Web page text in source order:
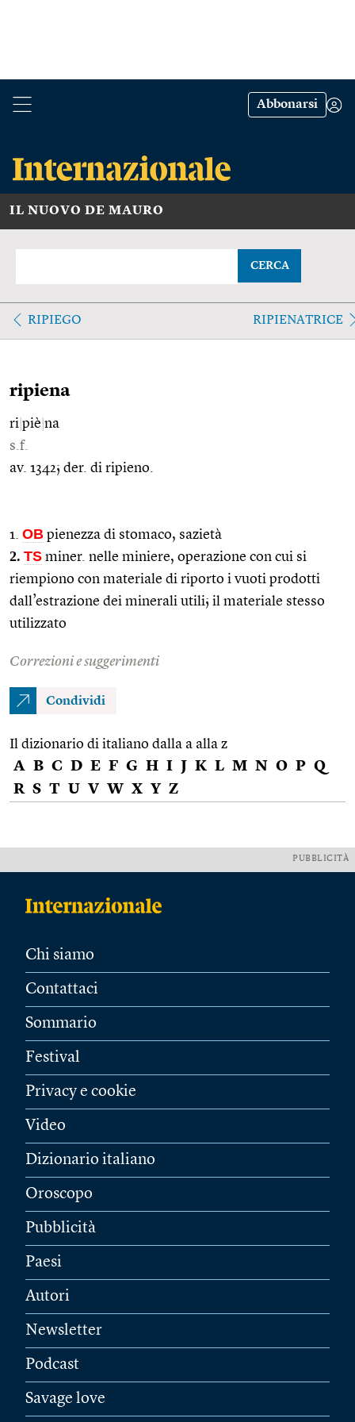
Abbonarsi
IL NUOVO DE MAURO
CERCA
RIPIEGO RIPIENATRICE
ripiena
ri piè na
s.f.
av. 1342; der. di ripieno.
1. OB pienezza di stomaco, sazietà
2. TS miner. nelle miniere, operazione con cui si
riempiono con materiale di riporto i vuoti prodotti
dall’estrazione dei minerali utili; il materiale stesso
utilizzato
Correzioni e suggerimenti
Condividi
Il dizionario di italiano dalla a alla z
A B C D E F G H I J K L M N O P Q
R S T U V W X Y Z
PUBBLICITÀ
Chi siamo
Contattaci
Sommario
Festival
Privacy e cookie
Video
Dizionario italiano
Oroscopo
Pubblicità
Paesi
Autori
Newsletter
Podcast
Savage love